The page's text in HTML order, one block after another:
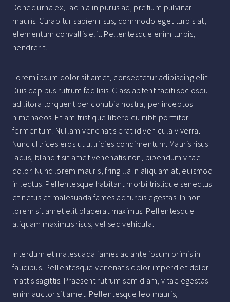
Donec urna ex, lacinia in purus ac, pretium pulvinar
mauris. Curabitur sapien risus, commodo eget turpis at,
elementum convallis elit. Pellentesque enim turpis,
hendrerit.
Lorem ipsum dolor sit amet, consectetur adipiscing elit.
Duis dapibus rutrum facilisis. Class aptent taciti sociosqu
ad litora torquent per conubia nostra, per inceptos
himenaeos. Etiam tristique libero eu nibh porttitor
fermentum. Nullam venenatis erat id vehicula viverra.
Nunc ultrices eros ut ultricies condimentum. Mauris risus
lacus, blandit sit amet venenatis non, bibendum vitae
dolor. Nunc lorem mauris, fringilla in aliquam at, euismod
in lectus. Pellentesque habitant morbi tristique senectus
et netus et malesuada fames ac turpis egestas. In non
lorem sit amet elit placerat maximus. Pellentesque
aliquam maximus risus, vel sed vehicula.
Interdum et malesuada fames ac ante ipsum primis in
faucibus. Pellentesque venenatis dolor imperdiet dolor
mattis sagittis. Praesent rutrum sem diam, vitae egestas
enim auctor sit amet. Pellentesque leo mauris,